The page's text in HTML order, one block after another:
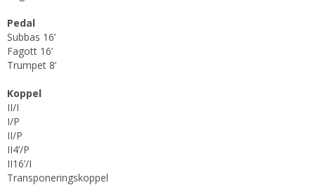
Pedal
Subbas 16’
Fagott 16’
Trumpet 8’
Koppel
II/I
I/P
II/P
II4’/P
II16’/I
Transponeringskoppel